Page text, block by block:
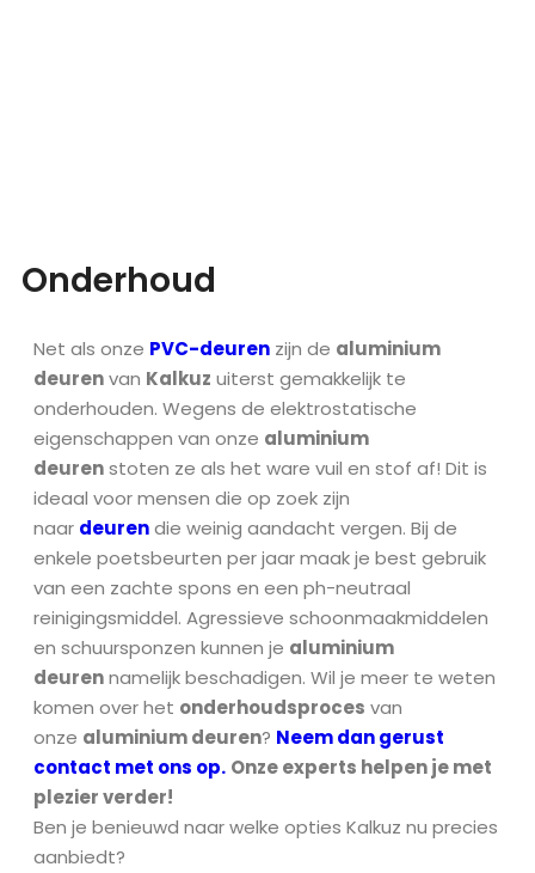
Onderhoud
Net als onze PVC-deuren zijn de aluminium
deurenvan Kalkuz uiterst gemakkelijk te
onderhouden. Wegens de elektrostatische
eigenschappen van onze aluminium
deurenstoten ze als het ware vuil en stof af! Dit is
ideaal voor mensen die op zoek zijn
naar deurendie weinig aandacht vergen. Bij de
enkele poetsbeurten per jaar maak je best gebruik
van een zachte spons en een ph-neutraal
reinigingsmiddel. Agressieve schoonmaakmiddelen
en schuursponzen kunnen je aluminium
deurennamelijk beschadigen. Wil je meer te weten
komen over het onderhoudsproces van
onze aluminium deuren? Neem dan gerust
contact met ons op. Onze experts helpen je met
plezier verder!
Ben je benieuwd naar welke opties Kalkuz nu precies
aanbiedt?